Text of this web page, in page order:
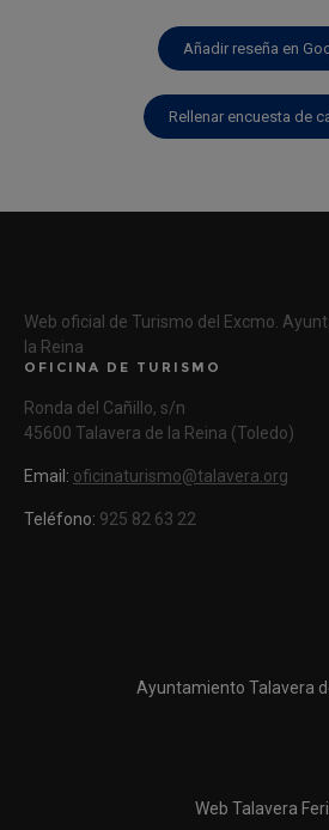
Añadir reseña en
Rellenar encuesta de
Web oficial de Turismo del Excmo.
la Reina
OFICINA DE TURISMO
Ronda del Cañillo, s/n
45600 Talavera de la Reina (Toledo)
Email: oficinaturismo@talavera.org
Teléfono: 925 82 63 22
Ayuntamiento Talavera
Web Talavera